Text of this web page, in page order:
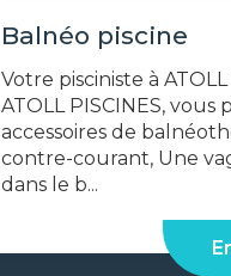
Balnéo piscine
Votre pisciniste à ATOLL
ATOLL PISCINES, vous
accessoires de
contre-courant, Une
dans le b...